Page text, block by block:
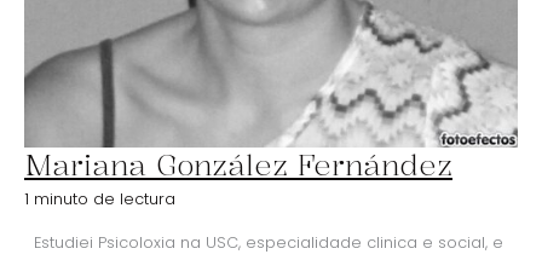
Mariana González Fernández
1 minuto de lectura
Estudiei Psicoloxia na USC, especialidade clinica e social, e
Mariana